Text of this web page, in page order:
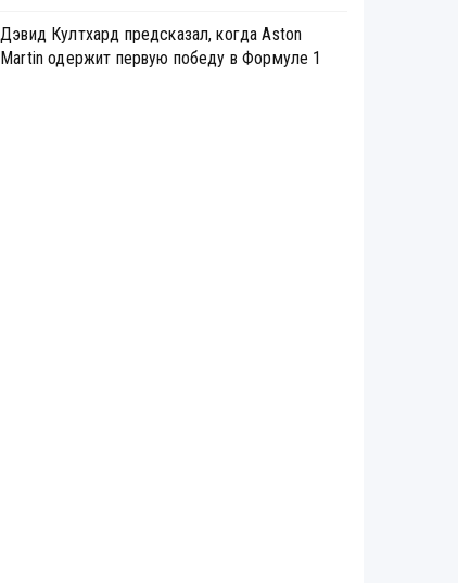
Дэвид Култхард предсказал, когда Aston
Martin одержит первую победу в Формуле 1